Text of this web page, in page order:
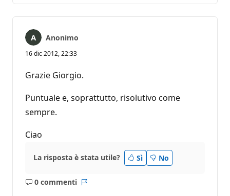
Anonimo
16 dic 2012, 22:33
Grazie Giorgio.
Puntuale e, soprattutto, risolutivo come
sempre.
Ciao
La risposta è stata utile? Sì No
0 commenti
Nessun